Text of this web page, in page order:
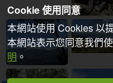
Cookie 使用同意
本網站使用 Cookies 以
本網站表示您同意我們
明 。